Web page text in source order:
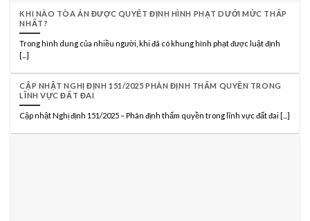
KHI NÀO TÒA ÁN ĐƯỢC QUYẾT ĐỊNH HÌNH PHẠT DƯỚI MỨC THẤP
NHẤT?
Trong hình dung của nhiều người, khi đã có khung hình phạt được luật định
[...]
CẬP NHẬT NGHỊ ĐỊNH 151/2025 PHÂN ĐỊNH THẨM QUYỀN TRONG
LĨNH VỰC ĐẤT ĐAI
Cập nhật Nghị định 151/2025 – Phân định thẩm quyền trong lĩnh vực đất đai [...]